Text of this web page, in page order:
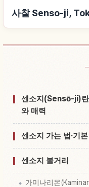
사찰 Senso-ji,
사찰
사찰
센소지(Sensō-ji)란
와 매력
센소지 가는 법·기
센소지 볼거리
가미나리몬